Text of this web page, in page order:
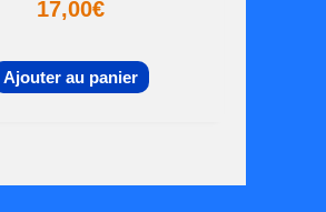
17,00€
Ajouter au panier